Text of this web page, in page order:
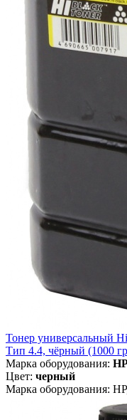
Тонер универсальный
Тип 4.4, чёрный (1000
Марка оборудования:
Цвет: черный
Марка оборудования: